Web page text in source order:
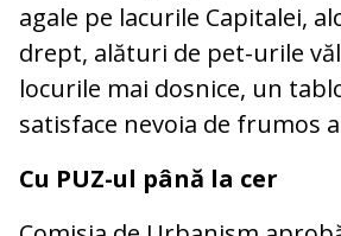
agale pe lacurile Capitalei,
drept, alături de pet-urile
locurile mai dosnice, un
satisface nevoia de frumos
Cu PUZ-ul până la cer